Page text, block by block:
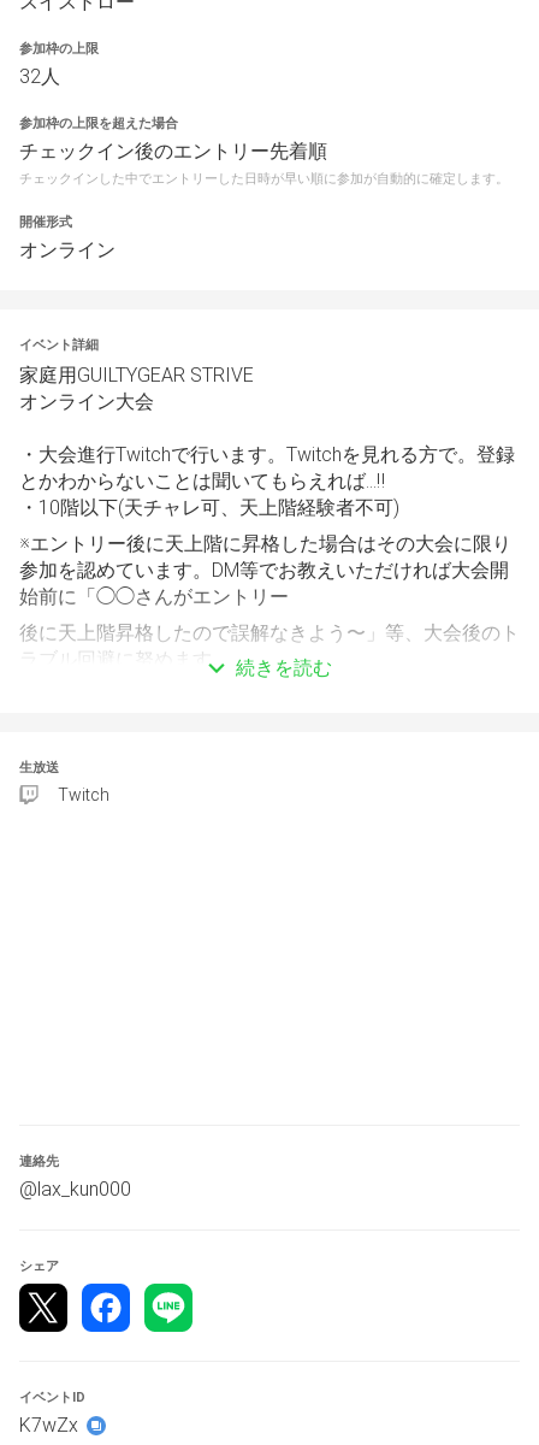
参加枠の上限
32人
参加枠の上限を超えた場合
チェックイン後のエントリー先着順
チェックインした中でエントリーした日時が早い順に参加が自動的に確定します。
開催形式
オンライン
イベント詳細
家庭用GUILTYGEAR STRIVE
オンライン大会
・大会進行Twitchで行います。Twitchを見れる方で。登録
とかわからないことは聞いてもらえれば…‼️
・10階以下(天チャレ可、天上階経験者不可)
※エントリー後に天上階に昇格した場合はその大会に限り
参加を認めています。DM等でお教えいただければ大会開
始前に「◯◯さんがエントリー
後に天上階昇格したので誤解なきよう〜」等、大会後のト
ラブル回避に努めます。
当イベントは天チャレ〜1階層の方を対象に大会・イベン
トを慣れる、楽しんでいただくためのものとなっておりま
・PS・Steamのクロスプラットフォームで対戦
・スイスドロー(２ラウンド、２試合先取)
・ネットワーク回線：有線接続のみ
・ネットワークエラー等で試合が中断された場合は試合
数、ラウンド数のみ再現(お互いバースト、体力はMAXで
・回線の相性上どうしてもマッチング出来ない場合は主催
者がダイス🎲投げて決めます。
続きを読む
生放送
Twitch
連絡先
@lax_kun000
シェア
イベントID
K7wZx